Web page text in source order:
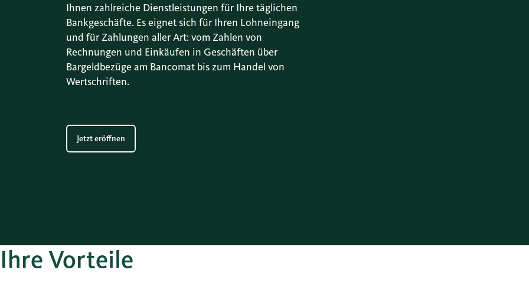
Ihnen zahlreiche Dienstleistungen für Ihre täglichen
Bankgeschäfte. Es eignet sich für Ihren Lohneingang
und für Zahlungen aller Art: vom Zahlen von
Rechnungen und Einkäufen in Geschäften über
Bargeldbezüge am Bancomat bis zum Handel von
Wertschriften.
Jetzt eröffnen
Ihre Vorteile